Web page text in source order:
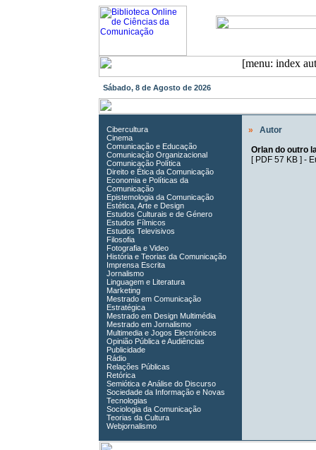
Sábado, 8 de Agosto de 2026
Cibercultura
Cinema
Comunicação e Educação
Comunicação Organizacional
Comunicação Política
Direito e Ética da Comunicação
Economia e Políticas da
Comunicação
Epistemologia da Comunicação
Estética, Arte e Design
Estudos Culturais e de Género
Estudos Fílmicos
Estudos Televisivos
Filosofia
Fotografia e Video
História e Teorias da Comunicação
Imprensa Escrita
Jornalismo
Linguagem e Literatura
Marketing
Mestrado em Comunicação
Estratégica
Mestrado em Design Multimédia
Mestrado em Jornalismo
Multimedia e Jogos Electrónicos
Opinião Pública e Audiências
Publicidade
Rádio
Relações Públicas
Retórica
Semiótica e Análise do Discurso
Sociedade da Informação e Novas
Tecnologias
Sociologia da Comunicação
Teorias da Cultura
Webjornalismo
»
Autor
Orlan do outro
[ PDF 57 KB] -